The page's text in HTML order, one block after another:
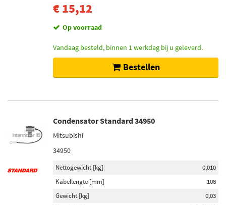
Op voorraad (2)
€ 15,12
Op voorraad
Vandaag besteld, binnen 1 werkdag bij u geleverd.
Bestellen
Condensator Standard 34950
Mitsubishi
34950
Nettogewicht [kg]
0,010
Kabellengte [mm]
108
Gewicht [kg]
0,03